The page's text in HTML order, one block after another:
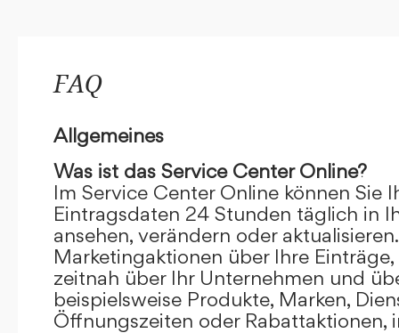
FAQ
Allgemeines
Was ist das Service Center Online?
Im Service Center Online können Sie
Eintragsdaten 24 Stunden täglich in
ansehen, verändern oder
Marketingaktionen über Ihre
zeitnah über Ihr Unternehmen und
beispielsweise Produkte, Marken,
Öffnungszeiten oder Rabattaktionen,